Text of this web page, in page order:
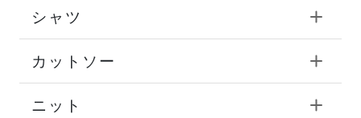
シャツ
カットソー
ニット